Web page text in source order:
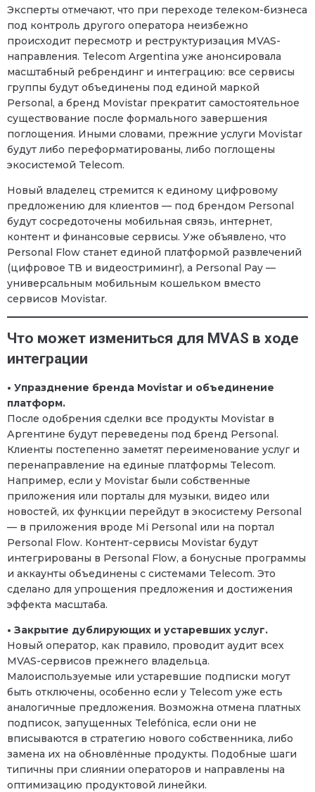
Эксперты отмечают, что при переходе телеком-бизнеса
под контроль другого оператора неизбежно
происходит пересмотр и реструктуризация MVAS-
направления. Telecom Argentina уже анонсировала
масштабный ребрендинг и интеграцию: все сервисы
группы будут объединены под единой маркой
Personal, а бренд Movistar прекратит самостоятельное
существование после формального завершения
поглощения. Иными словами, прежние услуги Movistar
будут либо переформатированы, либо поглощены
экосистемой Telecom.
Новый владелец стремится к единому цифровому
предложению для клиентов — под брендом Personal
будут сосредоточены мобильная связь, интернет,
контент и финансовые сервисы. Уже объявлено, что
Personal Flow станет единой платформой развлечений
(цифровое ТВ и видеостриминг), а Personal Pay —
универсальным мобильным кошельком вместо
сервисов Movistar.
Что может измениться для MVAS в ходе
интеграции
• Упразднение бренда Movistar и объединение
платформ.
После одобрения сделки все продукты Movistar в
Аргентине будут переведены под бренд Personal.
Клиенты постепенно заметят переименование услуг и
перенаправление на единые платформы Telecom.
Например, если у Movistar были собственные
приложения или порталы для музыки, видео или
новостей, их функции перейдут в экосистему Personal
— в приложения вроде Mi Personal или на портал
Personal Flow. Контент-сервисы Movistar будут
интегрированы в Personal Flow, а бонусные программы
и аккаунты объединены с системами Telecom. Это
сделано для упрощения предложения и достижения
эффекта масштаба.
• Закрытие дублирующих и устаревших услуг.
Новый оператор, как правило, проводит аудит всех
MVAS-сервисов прежнего владельца.
Малоиспользуемые или устаревшие подписки могут
быть отключены, особенно если у Telecom уже есть
аналогичные предложения. Возможна отмена платных
подписок, запущенных Telefónica, если они не
вписываются в стратегию нового собственника, либо
замена их на обновлённые продукты. Подобные шаги
типичны при слиянии операторов и направлены на
оптимизацию продуктовой линейки.